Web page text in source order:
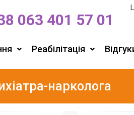
063 401 57 01
Реабілітація
нарколога